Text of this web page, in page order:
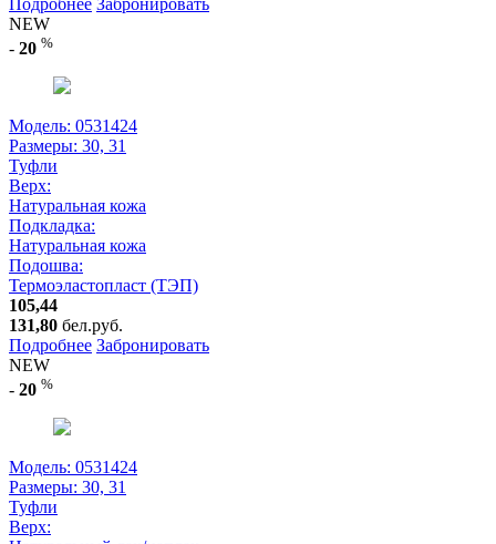
NEW
- 20 %
Модель: 0531424
Размеры: 30, 31
Туфли
Верх:
Натуральная кожа
Подкладка:
Натуральная кожа
Подошва:
Термоэластопласт (ТЭП)
105,44
131,80 бел.руб.
Подробнее Забронировать
NEW
- 20 %
Модель: 0531424
Размеры: 30, 31
Туфли
Верх: